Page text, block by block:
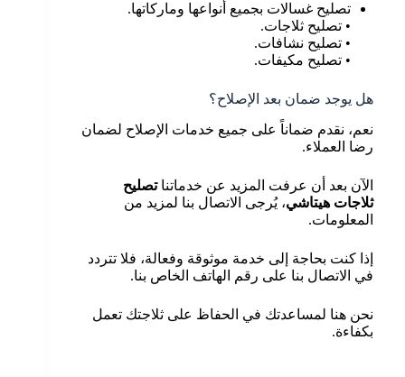
تصليح غسالات بجميع أنواعها وماركاتها.
• تصليح ثلاجات.
• تصليح نشافات.
• تصليح مكيفات.
هل يوجد ضمان بعد الإصلاح؟
نعم، نقدم ضماناً على جميع خدمات الإصلاح لضمان
رضا العملاء.
الآن بعد أن عرفت المزيد عن خدماتناتصليح
ثلاجات هيتاشي، يُرجى الاتصال بنا لمزيد من
المعلومات.
إذا كنت بحاجة إلى خدمة موثوقة وفعالة، فلا تتردد
في الاتصال بنا على رقم الهاتف الخاص بنا.
نحن هنا لمساعدتك في الحفاظ على ثلاجتك تعمل
بكفاءة.